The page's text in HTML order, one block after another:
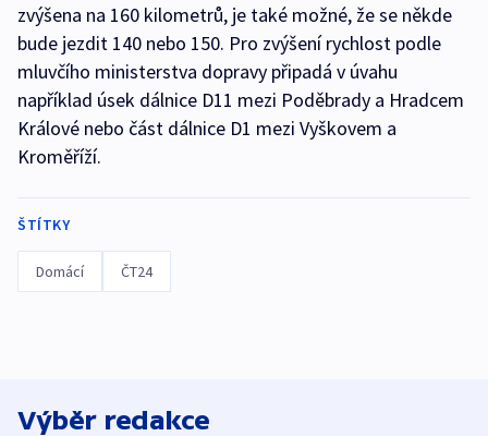
zvýšena na 160 kilometrů, je také možné, že se někde
bude jezdit 140 nebo 150. Pro zvýšení rychlost podle
mluvčího ministerstva dopravy připadá v úvahu
například úsek dálnice D11 mezi Poděbrady a Hradcem
Králové nebo část dálnice D1 mezi Vyškovem a
Kroměříží.
ŠTÍTKY
Domácí ČT24
Výběr redakce